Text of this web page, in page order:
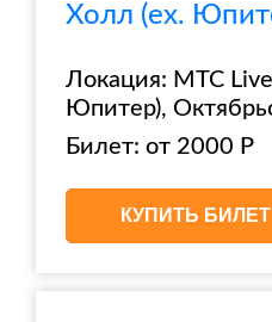
Холл (ex.
Локация: МТС
Юпитер),
Билет: от 2000 Р
КУПИТЬ БИЛЕТ